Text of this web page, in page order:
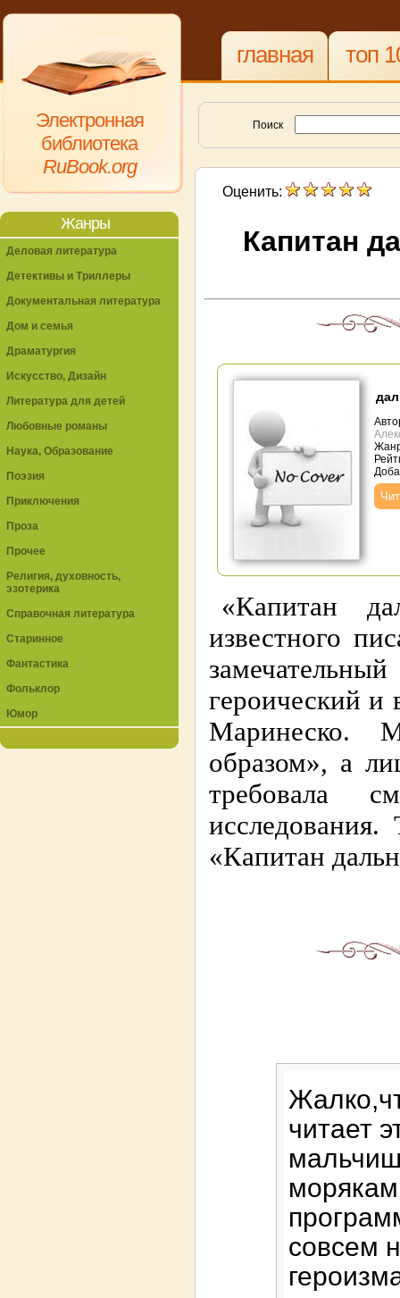
Электронная
библиотека
RuBook.org
главная топ
Поиск
Оценить:
Капитан
«Капитан
известного
героический и
Маринеско.
образом», а
требовала
«Капитан
читает
совсем
Жанры
Деловая литература
Детективы и Триллеры
Документальная литература
Дом и семья
Драматургия
Искусство, Дизайн
Литература для детей
Любовные романы
Наука, Образование
Поэзия
Приключения
Проза
Прочее
Религия, духовность,
эзотерика
Справочная литература
Старинное
Фантастика
Фольклор
Юмор